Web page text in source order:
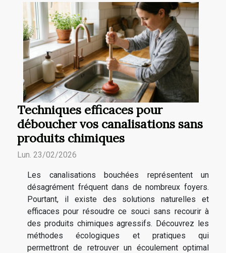
Techniques efficaces pour
déboucher vos canalisations sans
produits chimiques
Lun. 23/02/2026
Les canalisations bouchées représentent un
désagrément fréquent dans de nombreux foyers.
Pourtant, il existe des solutions naturelles et
efficaces pour résoudre ce souci sans recourir à
des produits chimiques agressifs. Découvrez les
méthodes écologiques et pratiques qui
permettront de retrouver un écoulement optimal